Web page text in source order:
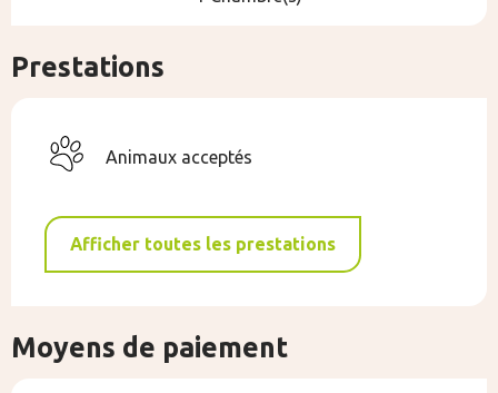
Prestations
Animaux acceptés
Afficher toutes les prestations
Moyens de paiement